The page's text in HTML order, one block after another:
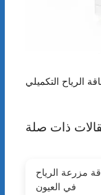
ذات صلة
مزرعة الرياح
في العيون